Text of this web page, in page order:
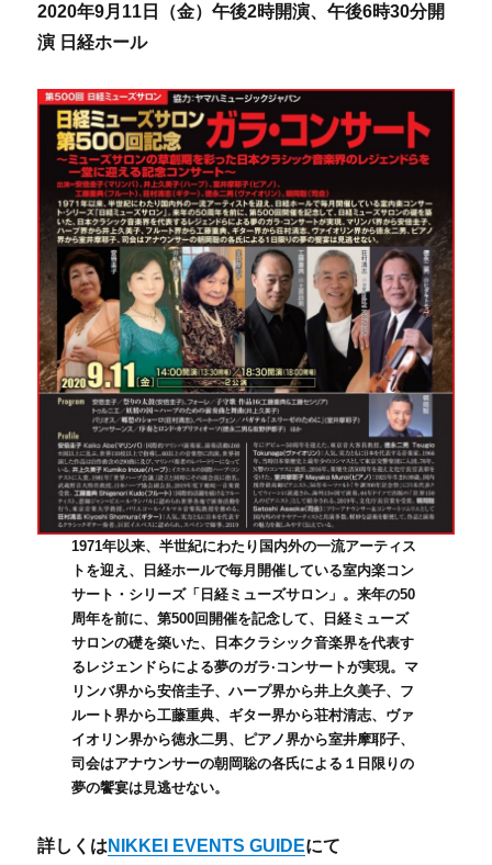
2020年9月11日（金）午後2時開演、午後6時30分開
演 日経ホール
1971年以来、半世紀にわたり国内外の一流アーティス
トを迎え、日経ホールで毎月開催している室内楽コン
サート・シリーズ「日経ミューズサロン」。来年の50
周年を前に、第500回開催を記念して、日経ミューズ
サロンの礎を築いた、日本クラシック音楽界を代表す
るレジェンドらによる夢のガラ·コンサートが実現。マ
リンバ界から安倍圭子、ハープ界から井上久美子、フ
ルート界から工藤重典、ギター界から荘村清志、ヴァ
イオリン界から徳永二男、ピアノ界から室井摩耶子、
司会はアナウンサーの朝岡聡の各氏による１日限りの
夢の饗宴は見逃せない。
詳しくは NIKKEI EVENTS GUIDEにて